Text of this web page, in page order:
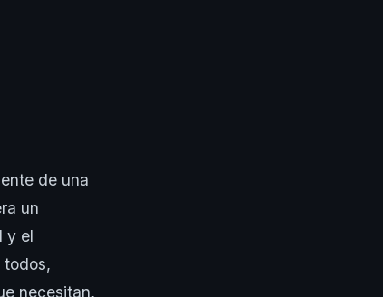
de una
un
y el
todos,
necesitan,